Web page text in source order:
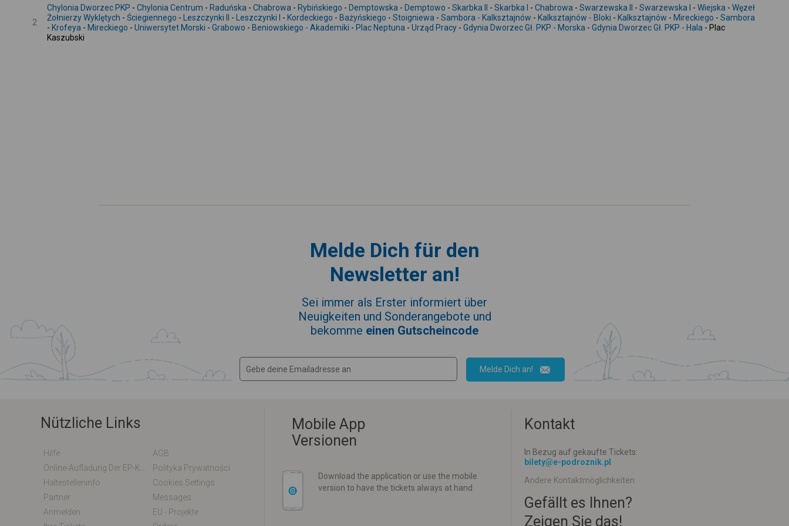
-
2
Chylonia Dworzec PKP - Chylonia Centrum - Raduńska - Chabrowa - Rybińskiego - Demptowska - Demptowo - Skarbka II - Skarbka I - Chabrowa - Swarzewska II - Swarzewska I - Wiejska - Węzeł
Żołnierzy Wyklętych - Ściegiennego - Leszczynki II - Leszczynki I - Kordeckiego - Bażyńskiego - Stoigniewa - Sambora - Kalksztajnów - Kalksztajnów - Bloki - Kalksztajnów - Mireckiego - Sambora
- Krofeya - Mireckiego - Uniwersytet Morski - Grabowo - Beniowskiego - Akademiki - Plac Neptuna - Urząd Pracy - Gdynia Dworzec Gł. PKP - Morska - Gdynia Dworzec Gł. PKP - Hala - Plac
Kaszubski
Melde Dich für den
Newsletter an!
Sei immer als Erster informiert über
Neuigkeiten und Sonderangebote und
bekomme einen Gutscheincode
Melde Dich an!
Nützliche Links
Hilfe
AGB
Polityka Prywatności
Haltestelleninfo
Cookies Settings
Partner
Messages
Anmelden
EU - Projekte
Mobile App
Versionen
Download the application or use the mobile
version to have the tickets always at hand
Kontakt
In Bezug auf gekaufte Tickets:
bilety@e-podroznik.pl
Andere Kontaktmöglichkeiten:
Gefällt es Ihnen?
Zeigen Sie das!